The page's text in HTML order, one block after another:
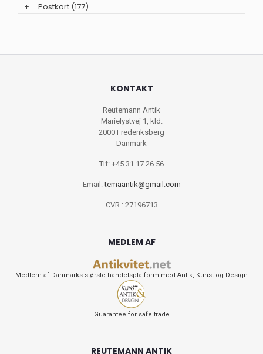
+
Postkort (177)
KONTAKT
Reutemann Antik
Marielystvej 1, kld.
2000 Frederiksberg
Danmark
Tlf: +45 31 17 26 56
Email:temaantik@gmail.com
CVR : 27196713
MEDLEM AF
Medlem af Danmarks største handelsplatform med Antik, Kunst og Design
Guarantee for safe trade
REUTEMANN ANTIK